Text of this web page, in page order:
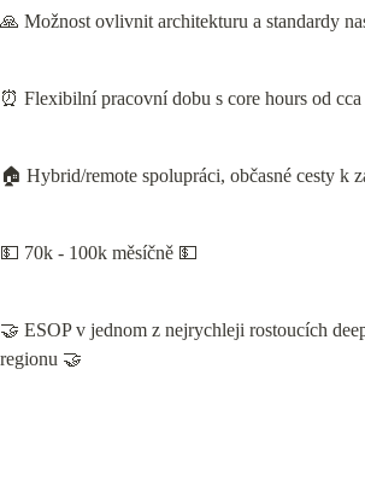
🙏 Možnost ovlivnit architekturu a standardy
⏰ Flexibilní pracovní dobu s core hours od
🏠 Hybrid/remote spolupráci, občasné cesty k
💵 70k - 100k měsíčně 💵
🤝 ESOP v jednom z nejrychleji rostoucích
regionu 🤝